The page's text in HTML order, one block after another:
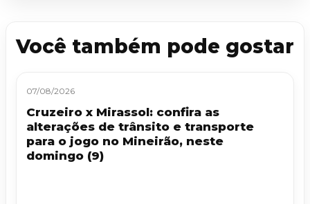
Você também pode gostar
07/08/2026
Cruzeiro x Mirassol: confira as
alterações de trânsito e transporte
para o jogo no Mineirão, neste
domingo (9)